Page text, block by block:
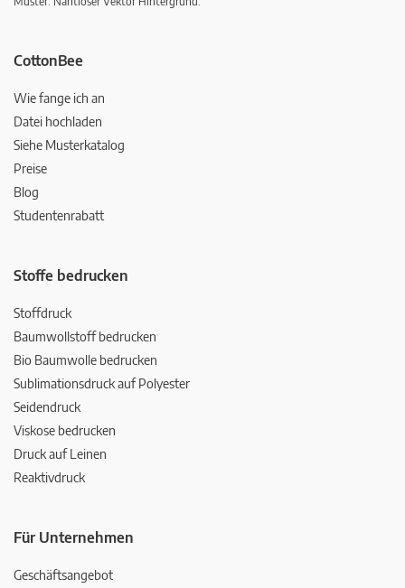
CottonBee
Wie fange ich an
Datei hochladen
Siehe Musterkatalog
Preise
Blog
Studentenrabatt
Stoffe bedrucken
Stoffdruck
Baumwollstoff bedrucken
Bio Baumwolle bedrucken
Sublimationsdruck auf Polyester
Seidendruck
Viskose bedrucken
Druck auf Leinen
Reaktivdruck
Für Unternehmen
Geschäftsangebot